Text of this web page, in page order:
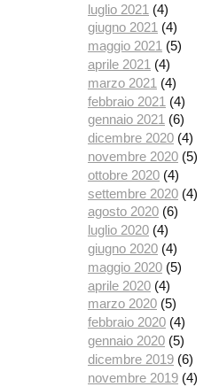
luglio 2021 (4)
giugno 2021 (4)
maggio 2021 (5)
aprile 2021 (4)
marzo 2021 (4)
febbraio 2021 (4)
gennaio 2021 (6)
dicembre 2020 (4)
novembre 2020 (5)
ottobre 2020 (4)
settembre 2020 (4)
agosto 2020 (6)
luglio 2020 (4)
giugno 2020 (4)
maggio 2020 (5)
aprile 2020 (4)
marzo 2020 (5)
febbraio 2020 (4)
gennaio 2020 (5)
dicembre 2019 (6)
novembre 2019 (4)